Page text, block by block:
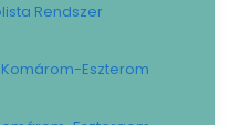
Rendszer
Eszterom